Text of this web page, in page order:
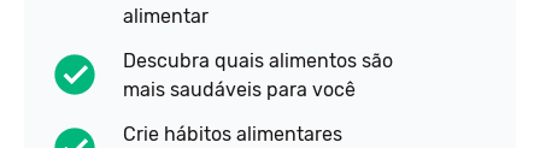
alimentar
Descubra quais alimentos são
mais saudáveis para você
Crie hábitos alimentares